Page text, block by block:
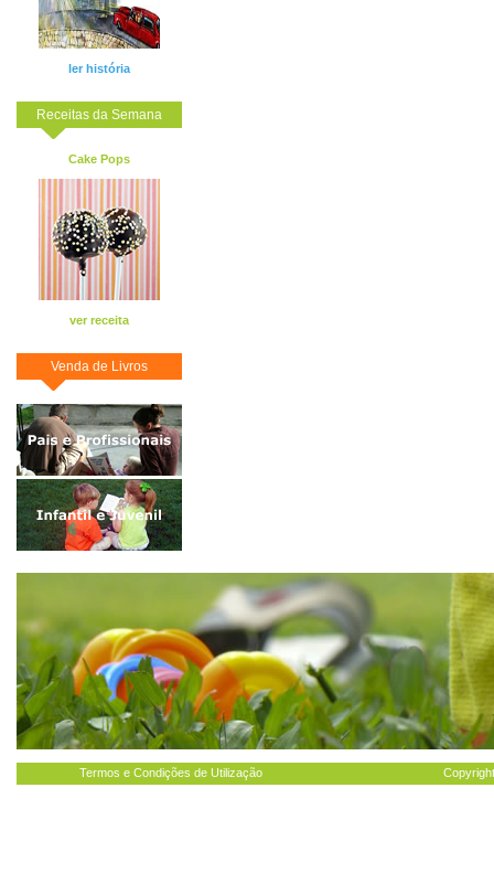
ler história
Receitas da Semana
Cake Pops
ver receita
Venda de Livros
Termos e Condições de Utilização